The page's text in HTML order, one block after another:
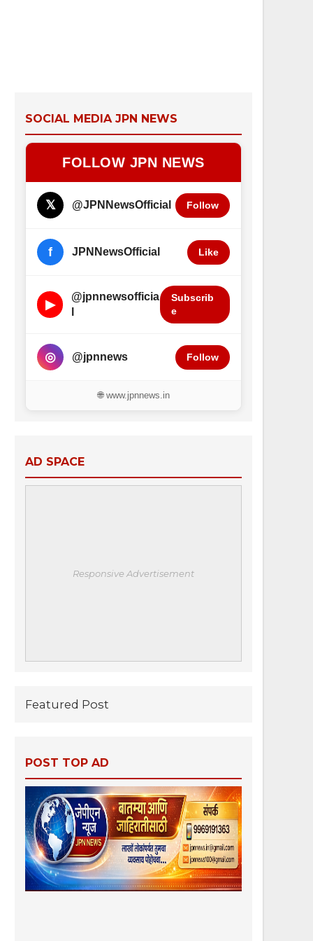
SOCIAL MEDIA JPN NEWS
FOLLOW JPN NEWS
𝕏 @JPNNewsOfficial Follow
f JPNNewsOfficial Like
▶
@jpnnewsofficia
Subscrib
e
◎ @jpnnews Follow
🌐 www.jpnnews.in
AD SPACE
Responsive Advertisement
Featured Post
POST TOP AD